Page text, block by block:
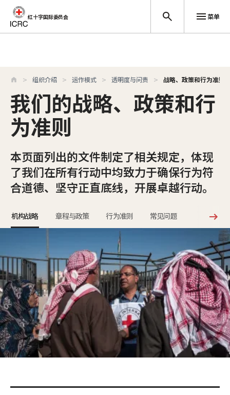
跳至主要内容
红十字国际委员会 菜单
组织介绍 运作模式 透明度与问责 战略、政策和行为准则
我们的战略、政策和行
为准则
本页面列出的文件制定了相关规定，体现
了我们在所有行动中均致力于确保行为符
合道德、坚守正直底线，开展卓越行动。
机构战略 章程与政策 行为准则 常见问题